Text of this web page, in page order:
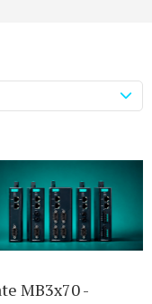
MB3х70 -